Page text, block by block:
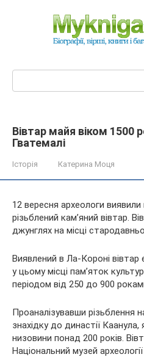
Вівтар майя віком 1500
Гватемалі
Історія Катерина Моця
12 вересня археологи виявили
різьблений кам’яний вівтар.
джунглях на місці
Виявлений в Ла-Короні вівтар
у цьому місці пам’яток
періодом від 250 до 900
Проаналізувавши різьблення
знахідку до династії
низовини понад 200 років.
Національний музей